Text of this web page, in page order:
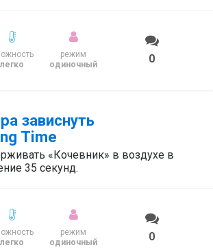
легко
режим
одиночный
0
зависнуть
Time
«Кочевник» в воздухе в
35 секунд.
легко
режим
одиночный
0